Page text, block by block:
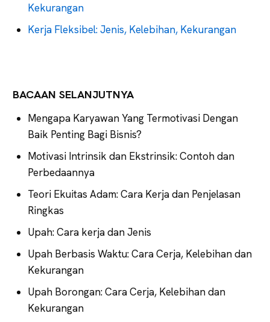
Kekurangan
Kerja Fleksibel: Jenis, Kelebihan, Kekurangan
BACAAN SELANJUTNYA
Mengapa Karyawan Yang Termotivasi Dengan
Baik Penting Bagi Bisnis?
Motivasi Intrinsik dan Ekstrinsik: Contoh dan
Perbedaannya
Teori Ekuitas Adam: Cara Kerja dan Penjelasan
Ringkas
Upah: Cara kerja dan Jenis
Upah Berbasis Waktu: Cara Cerja, Kelebihan dan
Kekurangan
Upah Borongan: Cara Cerja, Kelebihan dan
Kekurangan